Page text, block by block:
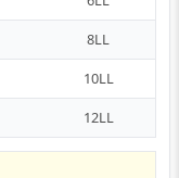
8LL
10LL
12LL